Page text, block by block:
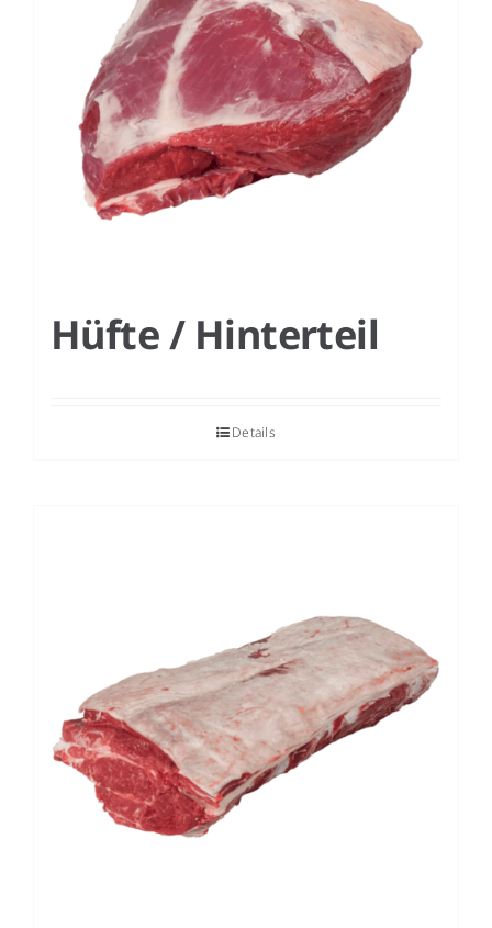
Hüfte / Hinterteil
Details